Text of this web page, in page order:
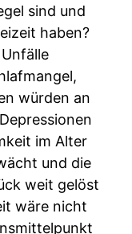
sind und
haben?
würden an
im Alter
und die
weit gelöst
wäre nicht